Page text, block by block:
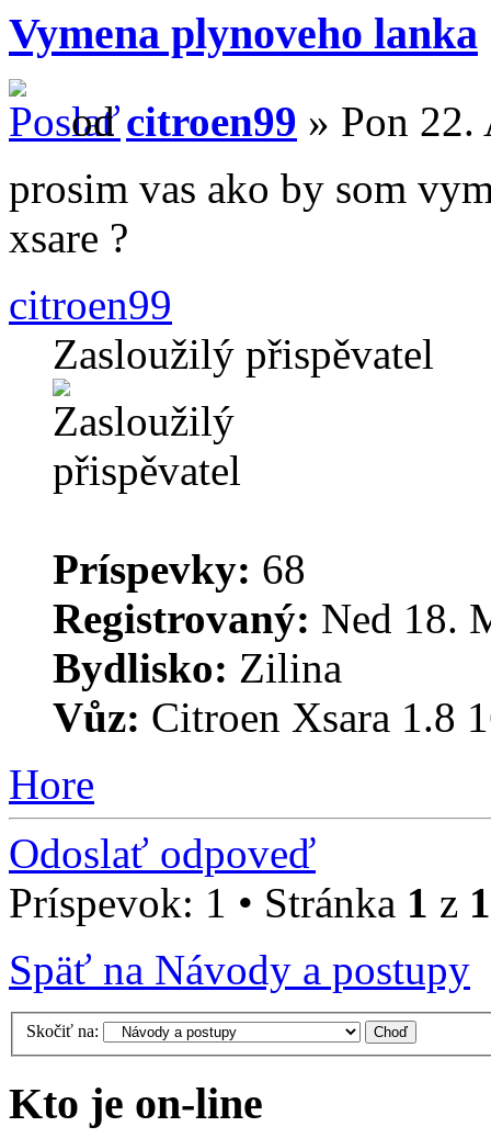
Vymena plynoveho lanka
odcitroen99 » Pon 22.
prosim vas ako by som
xsare ?
citroen99
Zasloužilý přispěvatel
Príspevky: 68
Registrovaný: Ned 18.
Bydlisko: Zilina
Vůz: Citroen Xsara 1.8
Hore
Odoslať odpoveď
Príspevok: 1 • Stránka 1 z 1
Späť na Návody a postupy
Skočiť na:
Kto je on-line